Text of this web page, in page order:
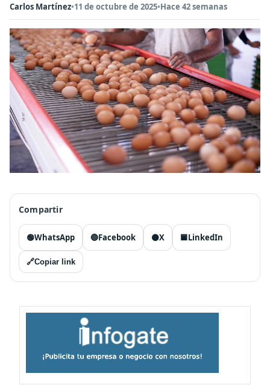
Carlos Martínez•11 de octubre de 2025•Hace 42 semanas
Compartir
🟢WhatsApp 🔵Facebook ⚫X 🟦LinkedIn
🔗Copiar link